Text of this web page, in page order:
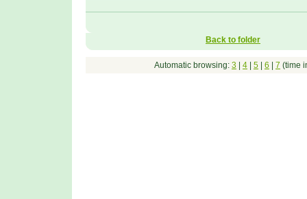
Back to folder
Automatic browsing: 3 4 5 6 7 (time